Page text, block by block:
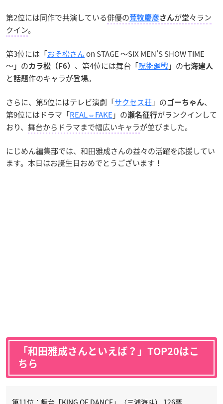
第2位には同作で共演している俳優の荒牧慶彦さんが堂々ラン
クイン。
第3位には「おそ松さんon STAGE ～SIX MEN’S SHOW TIME
～」のカラ松（F6） 、第4位には舞台「呪術廻戦」の七海建人
と話題作のキャラが登場。
さらに、第5位にはテレビ演劇「サクセス荘」の ゴーちゃん、
第9位にはドラマ「REAL⇔FAKE 」の瀬名征行がランクインして
おり、 舞台からドラマまで幅広いキャラが並びました。
にじめん編集部では、和田雅成さんの益々の活躍を応援してい
ます。本日はお誕生日おめでとうございます！
「和田雅成さんといえば？」TOP20はこ
ちら